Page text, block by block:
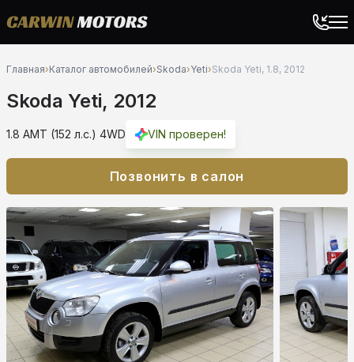
Главная›Каталог автомобилей›Skoda›Yeti›Skoda Yeti, 1.8, 2012
Skoda Yeti, 2012
1.8 AMT (152 л.с.) 4WD VIN проверен!
Позвонить в салон